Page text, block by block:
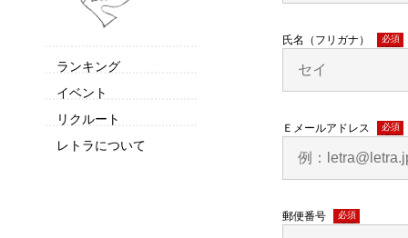
ランキング
イベント
リクルート
レトラについて
氏名（フリガナ）
(必須)
Ｅメールアドレス
(必須)
郵便番号
(必須)